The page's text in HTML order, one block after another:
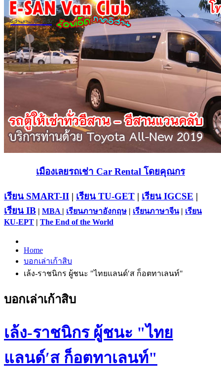
เมืองเลยรถเช่า Car Rental โดยคุณกร
เรียน SMART-II | เรียน TU-GET | เรียน IGCSE |
เรียน IB | MBA | เรียนภาษาอังกฤษ | เรียนภาษาจีน| เรียน
KU-EPT | The End of the World
Home
บอกเล่าเก้าสิบ
เล้ง-ราชนิกร ผู้ชนะ "ไทยแลนด์′ส ก็อตทาเลนท์"
บอกเล่าเก้าสิบ
เล้ง-ราชนิกร ผู้ชนะ "ไทย
แลนด์′ส ก็อตทาเลนท์"